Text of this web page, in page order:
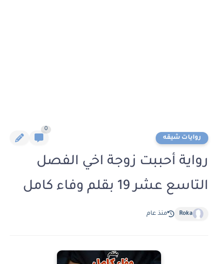
روايات شيقه
0
رواية أحببت زوجة اخي الفصل
التاسع عشر 19 بقلم وفاء كامل
Roka منذ عام